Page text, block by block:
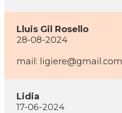
Lluis Gil Rosello
28-08-2024
mail: ligiere@gmail.com
Lidia
17-06-2024